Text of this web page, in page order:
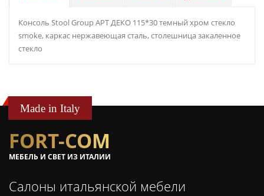
Консоль Stool Group АРТ ДЕКО 115*30 темный хром стекло
smoke, каркас нержавеющая сталь, столешница закаленное
стекло
Made in Italy
FORT-COM
МЕБЕЛЬ И СВЕТ ИЗ ИТАЛИИ
Салоны итальянской мебели